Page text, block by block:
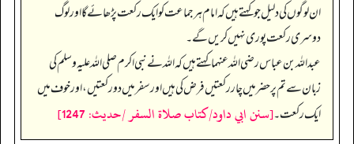
ان لوگوں کی دلیل جو کہتے ہیں کہ امام ہر جماعت کو ایک رکعت پڑھائے گا اور لوگ
دوسری رکعت پوری نہیں کریں گے۔
عبداللہ بن عباس رضی اللہ عنہما کہتے ہیں کہ اللہ نے نبی اکرم صلی اللہ علیہ وسلم کی
زبان سے تم پر حضر میں چار رکعتیں فرض کی ہیں اور سفر میں دو رکعتیں، اور خوف میں
ایک رکعت۔[سنن ابي داود/كتاب صلاة السفر /حدیث: 1247]